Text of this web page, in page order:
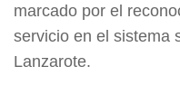
marcado por el
servicio en el sistema
Lanzarote.